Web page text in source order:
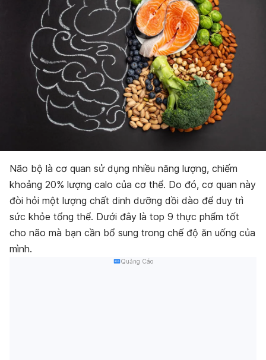
Não bộ là cơ quan sử dụng nhiều năng lượng, chiếm
khoảng 20% ​​lượng calo của cơ thể. Do đó, cơ quan này
đòi hỏi một lượng chất dinh dưỡng dồi dào để duy trì
sức khỏe tổng thể. Dưới đây là top 9 thực phẩm tốt
cho não mà bạn cần bổ sung trong chế độ ăn uống của
mình.
Quảng Cáo